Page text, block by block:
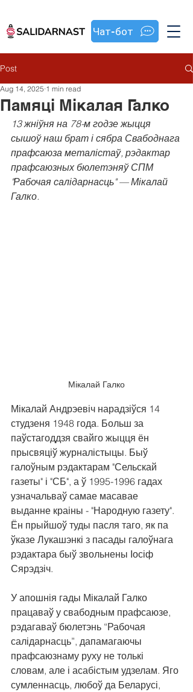
Чат-бот
Post
Памяці Мікалая Галко
Aug 14, 2025 1 min read
13 жніўня на 78-м годзе жыцця
сышоў наш брат і сябра Свабоднага
прафсаюза металістаў, рэдактар
прафсаюзных бюлетэняў СПМ
"Рабочая салідарнасць" — Мікалай
Галко.
Мікалай Галко
Мікалай Андрэевіч нарадзіўся 14
студзеня 1948 года. Больш за
паўстагоддзя свайго жыцця ён
прысвяціў журналістыцы. Быў
галоўным рэдактарам "Сельскай
газеты" і "СБ", а ў 1995-1996 гадах
узначальваў самае масавае
выданне краіны - "Народную газету".
Ён прыйшоў туды пасля таго, як па
ўказе Лукашэнкі з пасады галоўнага
рэдактара быў звольнены Іосіф
Сярэдзіч.
У апошнія гады Мікалай Галко
працаваў у свабодным прафсаюзе,
рэдагаваў бюлетэнь “Рабочая
салідарнасць”, дапамагаючы
прафсаюзнаму руху не толькі
словам, але і асабістым удзелам. Яго
сумленнасць, любоў да Беларусі,